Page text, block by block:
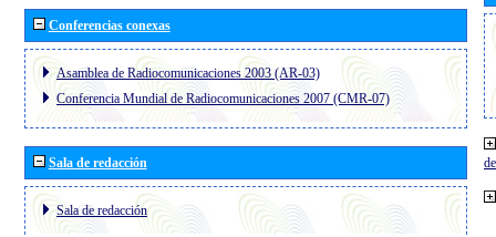
Conferencias conexas
Asamblea de Radiocomunicaciones 2003 (AR-03)
Conferencia Mundial de Radiocomunicaciones 2007 (CMR-07)
Sala de redacción
Sala de redacción